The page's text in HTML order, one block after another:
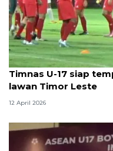
Timnas U-17 siap
lawan Timor Leste
12 April 2026